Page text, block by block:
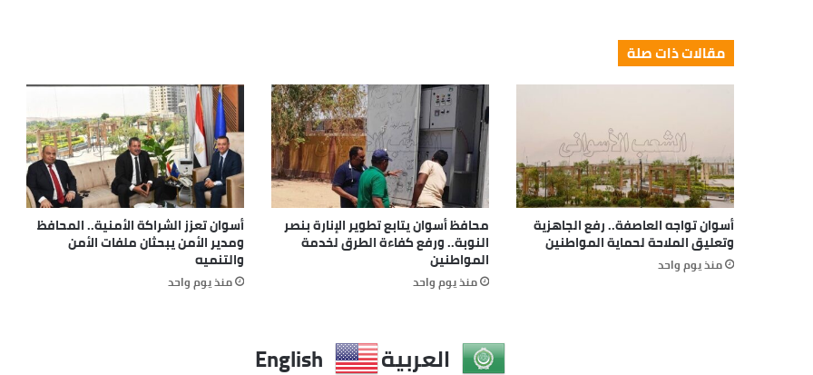
مقالات ذات صلة
أسوان تواجه العاصفة.. رفع الجاهزية
وتعليق الملاحة لحماية المواطنين
منذ يوم واحد
محافظ أسوان يتابع تطوير الإنارة بنصر
النوبة.. ورفع كفاءة الطرق لخدمة
المواطنين
منذ يوم واحد
أسوان تعزز الشراكة الأمنية.. المحافظ
ومدير الأمن يبحثان ملفات الأمن
والتنميه
منذ يوم واحد